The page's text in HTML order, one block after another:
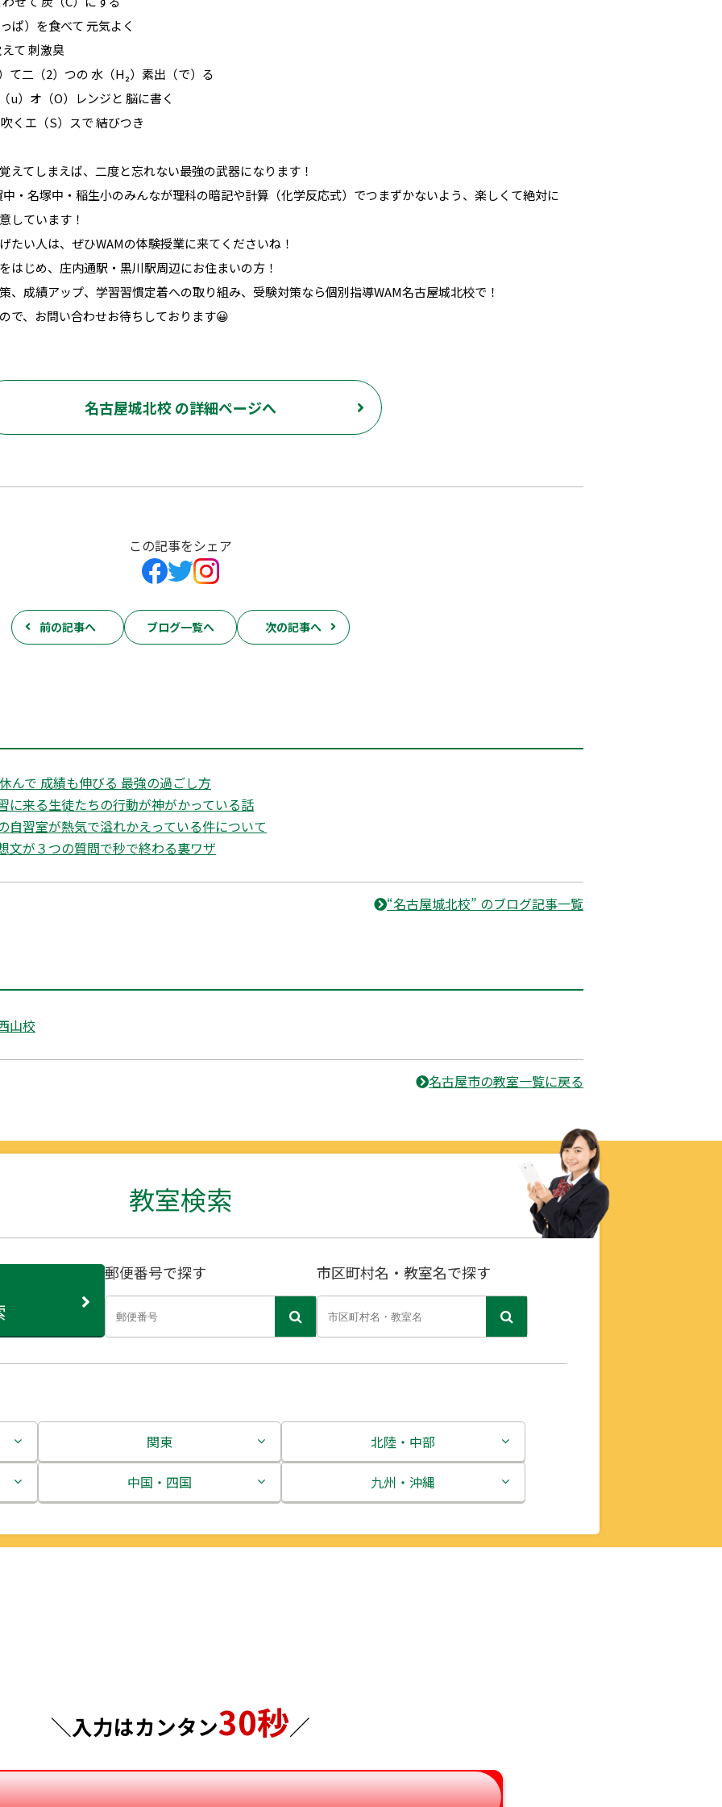
ぱ）を食べて 元気よく
て 刺激臭
二（2）つの 水（H₂）素出（で）る
u）オ（O）レンジと 脳に書く
くエ（S）スで 結びつき
えてしまえば、二度と忘れない最強の武器になります！
・名塚中・稲生小のみんなが理科の暗記や計算（化学反応式）でつまずかないよう、楽しくて絶対に
しています！
たい人は、ぜひWAMの体験授業に来てくださいね！
はじめ、庄内通駅・黒川駅周辺にお住まいの方！
、成績アップ、学習習慣定着への取り組み、受験対策なら個別指導WAM名古屋城北校で！
で、お問い合わせお待ちしております😀
名古屋城北校 の詳細ページへ
この記事をシェア
前の記事へ ブログ一覧へ 次の記事へ
んで 成績も伸びる 最強の過ごし方
に来る生徒たちの行動が神がかっている話
自習室が熱気で溢れかえっている件について
文が３つの質問で秒で終わる裏ワザ
“名古屋城北校” のブログ記事一覧
山校
名古屋市の教室一覧に戻る
教室検索
郵便番号で探す 市区町村名・教室名で探す
関東
茨城県
神奈川県
北陸・中部
新潟県
愛知県
中国・四国
徳島県
愛媛県
九州・沖縄
沖縄県
＼入力はカンタン30秒／